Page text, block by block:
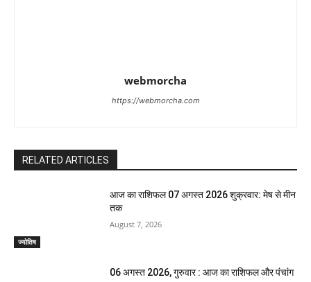
webmorcha
https://webmorcha.com
RELATED ARTICLES
ज्योतिष
आज का राशिफल 07 अगस्त 2026 शुक्रवार: मेष से मीन
तक
August 7, 2026
06 अगस्त 2026, गुरुवार : आज का राशिफल और पंचांग